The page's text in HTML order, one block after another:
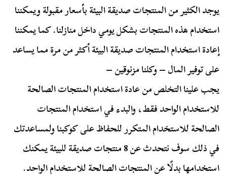
يوجد الكثير من المنتجات صديقة البيئة بأسعار مقبولة ويمكننا
استخدام هذه المنتجات بشكل يومي داخل منازلنا. كما يمكننا
إعادة استخدام المنتجات صديقة البيئة أكثر من مرة مما يساعد
على توفير المال – وكلنا مزنوقين –
يجب علينا التخلص من عادة استخدام المنتجات الصالحة
للاستخدام الواحد فقط، والبدء في استخدام المنتجات
الصالحة للاستخدام المتكرر للحفاظ على كوكبنا ولمساعدتك
في ذلك سوف نتحدث عن 8 منتجات صديقة للبيئة يمكنك
استخدامها بدلًا عن المنتجات الصالحة للاستخدام الواحد.